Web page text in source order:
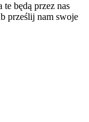
będą przez nas
prześlij nam swoje